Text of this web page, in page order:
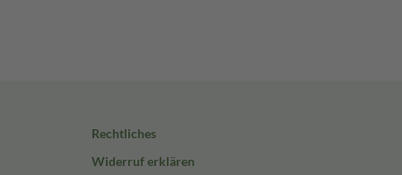
Rechtliches
Widerruf erklären